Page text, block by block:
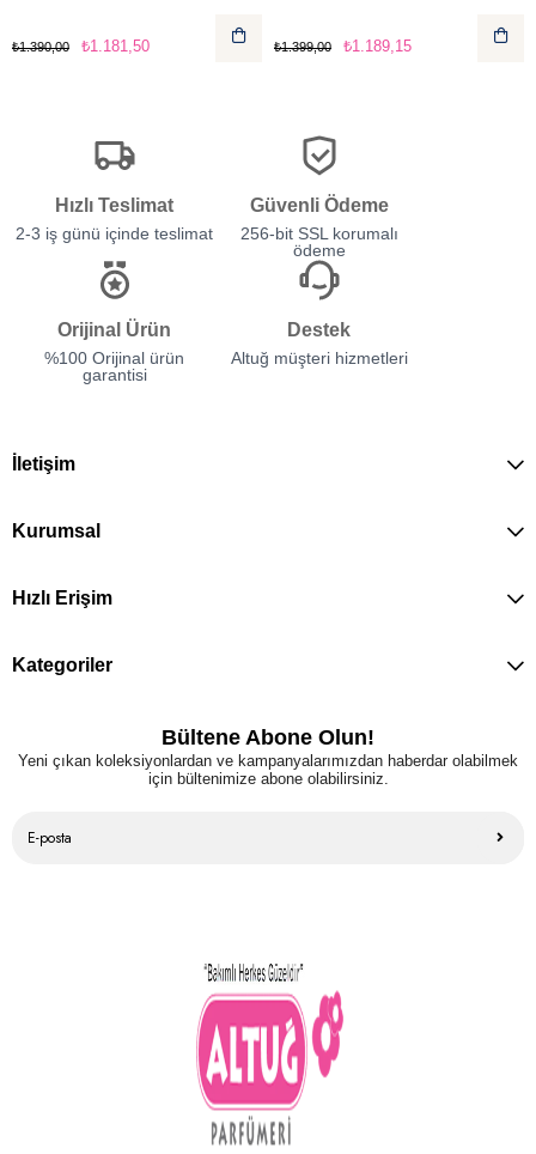
₺1.181,50
₺1.390,00 ₺1.189,15
₺1.399,00
Hızlı Teslimat
2-3 iş günü içinde teslimat
Güvenli Ödeme
256-bit SSL korumalı
ödeme
Orijinal Ürün
%100 Orijinal ürün
garantisi
Destek
Altuğ müşteri hizmetleri
İletişim
Kurumsal
Hızlı Erişim
Kategoriler
Bültene Abone Olun!
Yeni çıkan koleksiyonlardan ve kampanyalarımızdan haberdar olabilmek
için bültenimize abone olabilirsiniz.